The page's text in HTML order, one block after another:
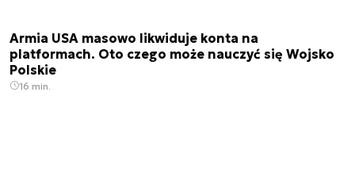
Armia USA masowo likwiduje konta na
platformach. Oto czego może nauczyć się Wojsko
Polskie
16 min.